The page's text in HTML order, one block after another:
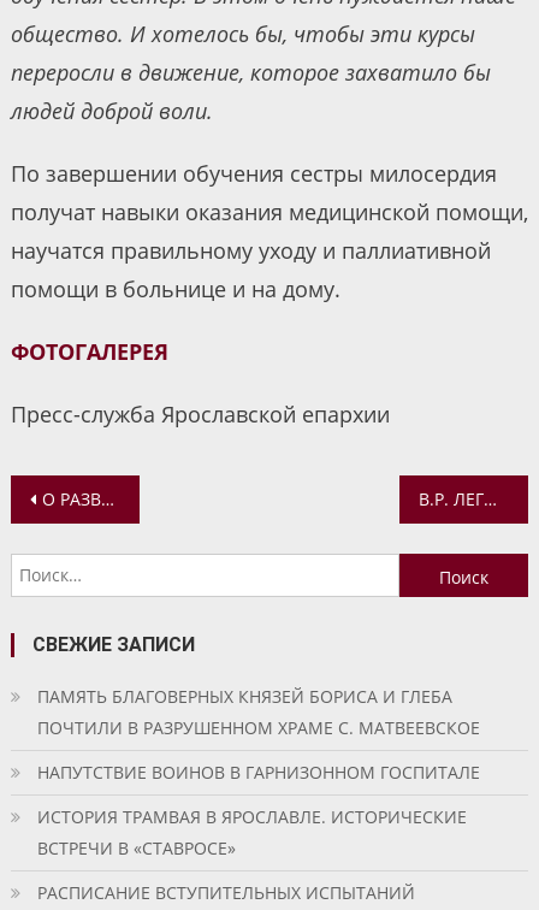
общество. И хотелось бы, чтобы эти курсы
переросли в движение, которое захватило бы
людей доброй воли.
По завершении обучения сестры милосердия
получат навыки оказания медицинской помощи,
научатся правильному уходу и паллиативной
помощи в больнице и на дому.
ФОТОГАЛЕРЕЯ
Пресс-служба Ярославской епархии
Навигация
по
записям
О РАЗВИТИИ ИКОНОГРАФИИ ОБРАЗА ПРЕСВЯТОЙ БОГОРОДИЦЫ РАССКАЗАЛИ НА ЛЕКЦИИ В БИБЛИОТЕКЕ В.Р. ЛЕГОЙДА: УКРАИНСКАЯ ВЛАСТЬ ЧУВСТВУЕТ СВОЮ БЕЗНАКАЗАННОСТЬ ЗА РАЗВЕРНУТЫЕ ЕЮ ГОНЕНИЯ НА КАНОНИЧЕСКУЮ ЦЕРКОВЬ
Найти:
СВЕЖИЕ ЗАПИСИ
ПАМЯТЬ БЛАГОВЕРНЫХ КНЯЗЕЙ БОРИСА И ГЛЕБА
ПОЧТИЛИ В РАЗРУШЕННОМ ХРАМЕ С. МАТВЕЕВСКОЕ
НАПУТСТВИЕ ВОИНОВ В ГАРНИЗОННОМ ГОСПИТАЛЕ
ИСТОРИЯ ТРАМВАЯ В ЯРОСЛАВЛЕ. ИСТОРИЧЕСКИЕ
ВСТРЕЧИ В «СТАВРОСЕ»
РАСПИСАНИЕ ВСТУПИТЕЛЬНЫХ ИСПЫТАНИЙ